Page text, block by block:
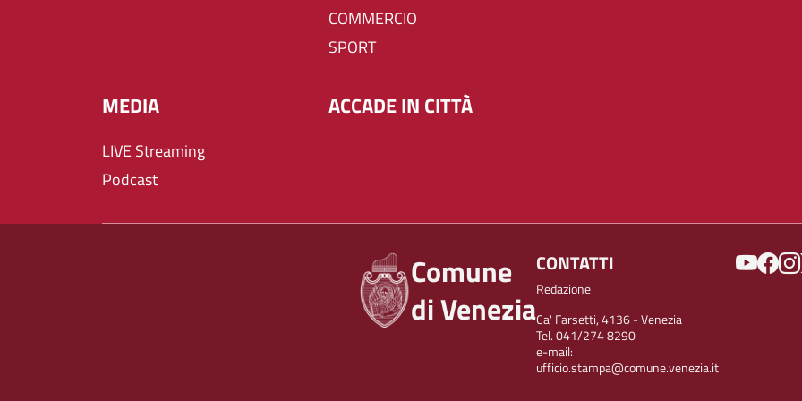
COMMERCIO
SPORT
MEDIA
LIVE Streaming
Podcast
ACCADE IN CITTÀ
Comune
di Venezia
CONTATTI
Redazione
Ca' Farsetti, 4136 - Venezia
Tel. 041/274 8290
e-mail:
ufficio.stampa@comune.venezia.it